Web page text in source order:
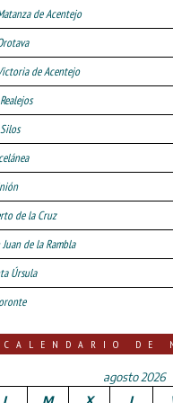
de Acentejo
de Acentejo
de la Cruz
Juan de la Rambla
Úrsula
CALENDARIO DE
agosto 2026